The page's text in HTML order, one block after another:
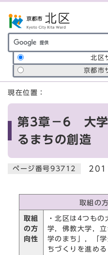
サイト内検索の範囲
北区
京都市
ここから本文です
現在位置：
第3章－6 大学
るまちの創造
ページ番号93712
取組の
取組
の方
向性
・北区は4つもの
学，佛教大学，
学のまち」，「
ちづくりを進め